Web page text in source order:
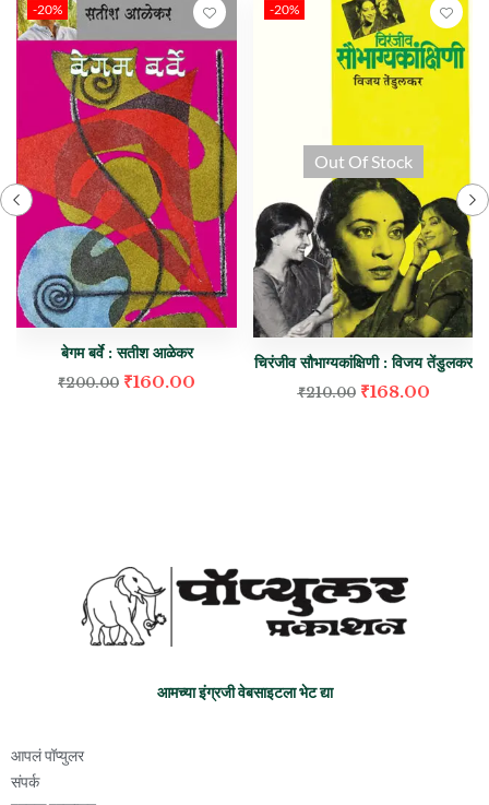
-20%
बेगम बर्वे : सतीश आळेकर
₹200.00 ₹160.00
-20%
Out Of Stock
चिरंजीव सौभाग्यकांक्षिणी : विजय तेंडुलकर
₹210.00 ₹168.00
आमच्या इंग्रजी वेबसाइटला भेट द्या
आपलं पॉप्युलर
संपर्क